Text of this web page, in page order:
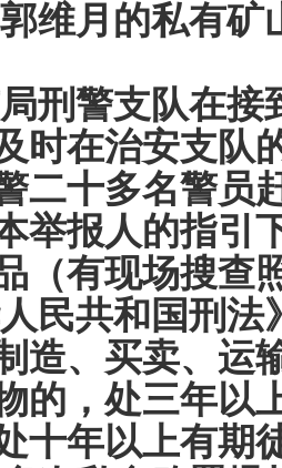
维月的私有矿
刑警支队在接
时在治安支队
二十多名警员
举报人的指引
（有现场搜查
人民共和国刑法
造、买卖、运
的，处三年以
十年以上有期